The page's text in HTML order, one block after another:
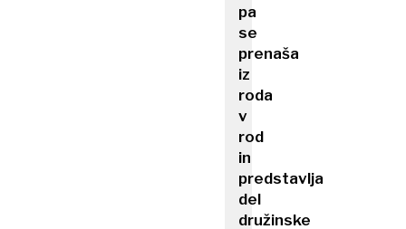
pa
se
prenaša
iz
roda
v
rod
in
predstavlja
del
družinske